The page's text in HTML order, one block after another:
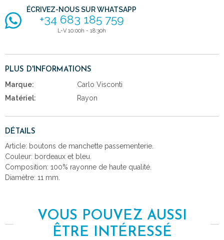
ÉCRIVEZ-NOUS SUR WHATSAPP
+34 683 185 759
L-V 10:00h - 18:30h
PLUS D'INFORMATIONS
Marque:
Carlo Visconti
Matériel:
Rayon
DÉTAILS
Article: boutons de manchette passementerie.
Couleur: bordeaux et bleu.
Composition: 100% rayonne de haute qualité.
Diamètre: 11 mm.
VOUS POUVEZ AUSSI
ÊTRE INTÉRESSÉ